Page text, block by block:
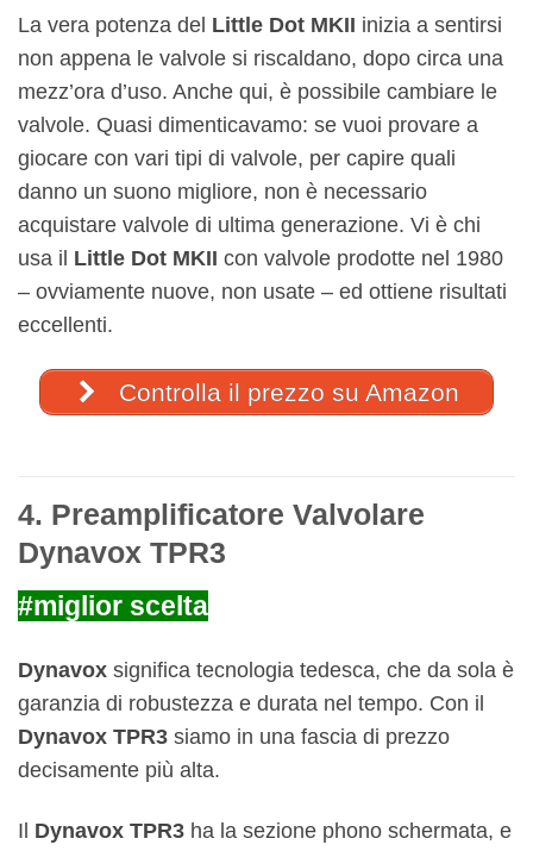
La vera potenza del Little Dot MKII inizia a sentirsi
non appena le valvole si riscaldano, dopo circa una
mezz’ora d’uso. Anche qui, è possibile cambiare le
valvole. Quasi dimenticavamo: se vuoi provare a
giocare con vari tipi di valvole, per capire quali
danno un suono migliore, non è necessario
acquistare valvole di ultima generazione. Vi è chi
usa il Little Dot MKII con valvole prodotte nel 1980
– ovviamente nuove, non usate – ed ottiene risultati
eccellenti.
Controlla il prezzo su Amazon
4. Preamplificatore Valvolare
Dynavox TPR3
#miglior scelta
Dynavox significa tecnologia tedesca, che da sola è
garanzia di robustezza e durata nel tempo. Con il
Dynavox TPR3 siamo in una fascia di prezzo
decisamente più alta.
Il Dynavox TPR3 ha la sezione phono schermata, e